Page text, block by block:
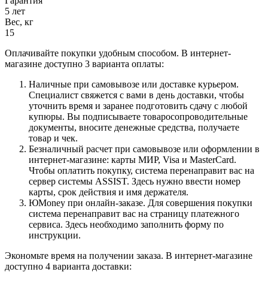
5 лет
Вес, кг
15
Оплачивайте покупки удобным способом. В интернет-
магазине доступно 3 варианта оплаты:
Наличные при самовывозе или доставке курьером.
Специалист свяжется с вами в день доставки, чтобы
уточнить время и заранее подготовить сдачу с любой
купюры. Вы подписываете товаросопроводительные
документы, вносите денежные средства, получаете
товар и чек.
Безналичный расчет при самовывозе или оформлении в
интернет-магазине: карты МИР, Visa и MasterCard.
Чтобы оплатить покупку, система перенаправит вас на
сервер системы ASSIST. Здесь нужно ввести номер
карты, срок действия и имя держателя.
ЮMoney при онлайн-заказе. Для совершения покупки
система перенаправит вас на страницу платежного
сервиса. Здесь необходимо заполнить форму по
инструкции.
Экономьте время на получении заказа. В интернет-магазине
доступно 4 варианта доставки: